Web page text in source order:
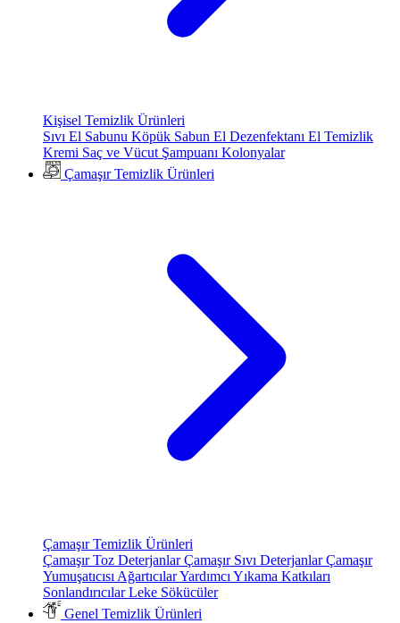
Kişisel Temizlik Ürünleri
Sıvı El Sabunu Köpük Sabun El Dezenfektanı El Temizlik
Kremi Saç ve Vücut Şampuanı Kolonyalar
Çamaşır Temizlik Ürünleri
Çamaşır Temizlik Ürünleri
Çamaşır Toz DeterjanlarÇamaşır Sıvı DeterjanlarÇamaşır
Yumuşatıcısı AğartıcılarYardımcı Yıkama Katkıları
SonlandırıcılarLeke Sökücüler
Genel Temizlik Ürünleri